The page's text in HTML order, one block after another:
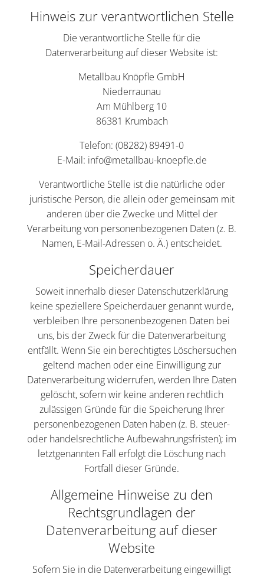
Hinweis zur verantwortlichen Stelle
Die verantwortliche Stelle für die
Datenverarbeitung auf dieser Website ist:
Metallbau Knöpfle GmbH
Niederraunau
Am Mühlberg 10
86381 Krumbach
Telefon: (08282) 89491-0
E-Mail: info@metallbau-knoepfle.de
Verantwortliche Stelle ist die natürliche oder
juristische Person, die allein oder gemeinsam mit
anderen über die Zwecke und Mittel der
Verarbeitung von personenbezogenen Daten (z. B.
Namen, E-Mail-Adressen o. Ä.) entscheidet.
Speicherdauer
Soweit innerhalb dieser Datenschutzerklärung
keine speziellere Speicherdauer genannt wurde,
verbleiben Ihre personenbezogenen Daten bei
uns, bis der Zweck für die Datenverarbeitung
entfällt. Wenn Sie ein berechtigtes Löschersuchen
geltend machen oder eine Einwilligung zur
Datenverarbeitung widerrufen, werden Ihre Daten
gelöscht, sofern wir keine anderen rechtlich
zulässigen Gründe für die Speicherung Ihrer
personenbezogenen Daten haben (z. B. steuer-
oder handelsrechtliche Aufbewahrungsfristen); im
letztgenannten Fall erfolgt die Löschung nach
Fortfall dieser Gründe.
Allgemeine Hinweise zu den
Rechtsgrundlagen der
Datenverarbeitung auf dieser
Website
Sofern Sie in die Datenverarbeitung eingewilligt